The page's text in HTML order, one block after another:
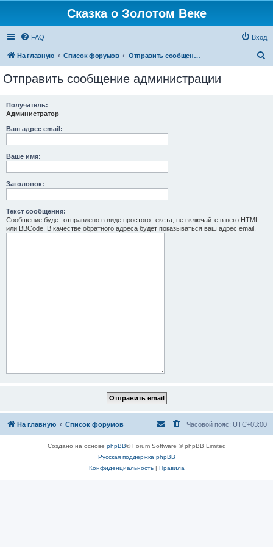
Сказка о Золотом Веке
FAQ Вход
На главную Список форумов Отправить сообщение администрации
Отправить сообщение администрации
Получатель:
Администратор
Ваш адрес email:
Ваше имя:
Заголовок:
Текст сообщения:
Сообщение будет отправлено в виде простого текста, не включайте в него HTML
или BBCode. В качестве обратного адреса будет показываться ваш адрес email.
На главную Список форумов Часовой пояс: UTC+03:00
Создано на основе phpBB® Forum Software © phpBB Limited
Русская поддержка phpBB
Конфиденциальность| Правила